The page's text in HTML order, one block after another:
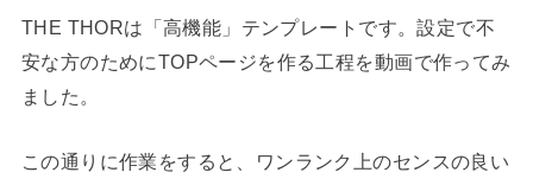
THE THORは「高機能」テンプレートです。設定で不
安な方のためにTOPページを作る工程を動画で作ってみ
ました。
この通りに作業をすると、ワンランク上のセンスの良い